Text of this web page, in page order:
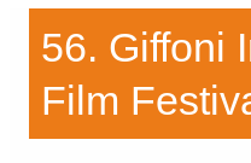
56. Giffoni
Film